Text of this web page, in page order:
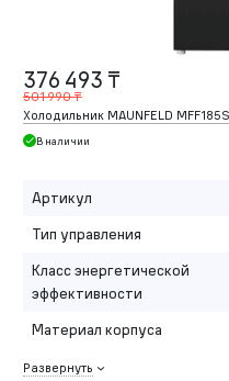
376 493 ₸
501 990 ₸
Холодильник MAUNFELD
В наличии
Артикул
Тип управления
Класс энергетической
эффективности
Материал корпуса
Развернуть